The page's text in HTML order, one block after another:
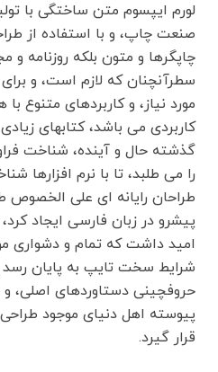
لورم ایپسوم متن ساختگی با
صنعت چاپ، و با استفاده از
چاپگرها و متون بلکه روزنامه و
سطرآنچنان که لازم است، و
مورد نیاز، و کاربردهای متنوع
کاربردی می باشد، کتابهای
گذشته حال و آینده، شناخت
را می طلبد، تا با نرم افزارها
طراحان رایانه ای علی الخصوص
پیشرو در زبان فارسی ایجاد
امید داشت که تمام و دشواری
شرایط سخت تایپ به پایان رسد
حروفچینی دستاوردهای اصلی،
پیوسته اهل دنیای موجود
قرار گیرد.